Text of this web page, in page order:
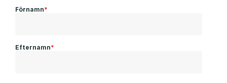
Förnamn*
Efternamn*